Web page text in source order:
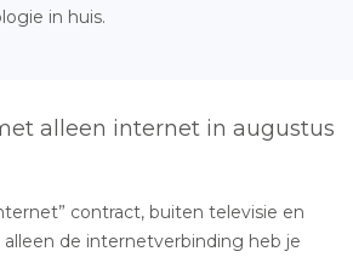
in huis.
alleen internet in augustus
contract, buiten televisie en
de internetverbinding heb je